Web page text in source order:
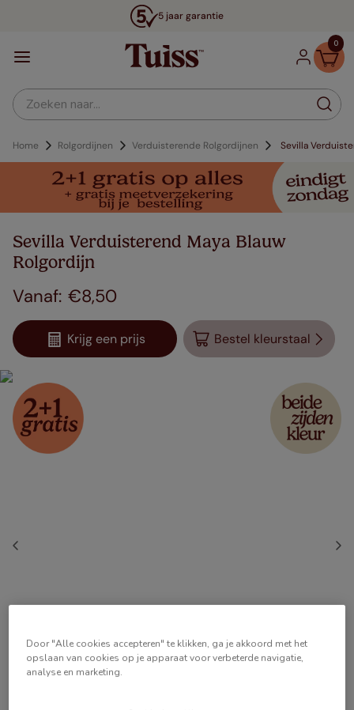
5 jaar garantie
0
Zoeken naar...
Home Rolgordijnen Verduisterende Rolgordijnen Sevilla
Sevilla Verduisterend Maya Blauw
Rolgordijn
€8,50
Krijg een prijs Bestel kleurstaal
Door "Alle cookies accepteren" te klikken, ga je akkoord met het
opslaan van cookies op je apparaat voor verbeterde navigatie,
analyse en marketing.